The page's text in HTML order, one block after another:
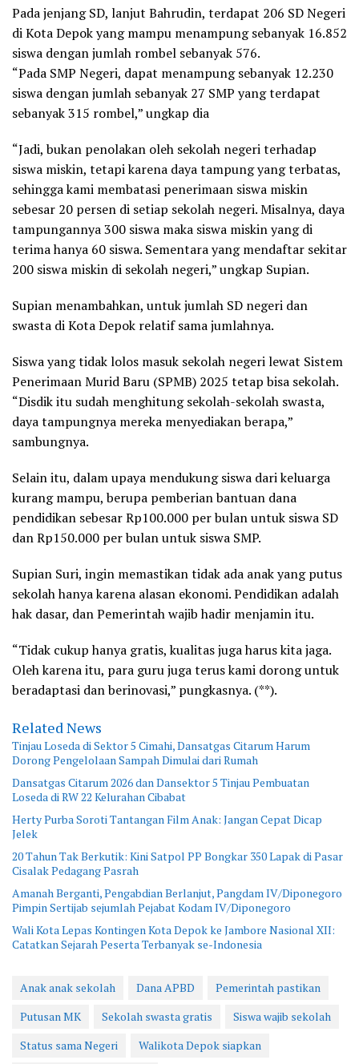
Pada jenjang SD, lanjut Bahrudin, terdapat 206 SD Negeri
di Kota Depok yang mampu menampung sebanyak 16.852
siswa dengan jumlah rombel sebanyak 576.
“Pada SMP Negeri, dapat menampung sebanyak 12.230
siswa dengan jumlah sebanyak 27 SMP yang terdapat
sebanyak 315 rombel,” ungkap dia
“Jadi, bukan penolakan oleh sekolah negeri terhadap
siswa miskin, tetapi karena daya tampung yang terbatas,
sehingga kami membatasi penerimaan siswa miskin
sebesar 20 persen di setiap sekolah negeri. Misalnya, daya
tampungannya 300 siswa maka siswa miskin yang di
terima hanya 60 siswa. Sementara yang mendaftar sekitar
200 siswa miskin di sekolah negeri,” ungkap Supian.
Supian menambahkan, untuk jumlah SD negeri dan
swasta di Kota Depok relatif sama jumlahnya.
Siswa yang tidak lolos masuk sekolah negeri lewat Sistem
Penerimaan Murid Baru (SPMB) 2025 tetap bisa sekolah.
“Disdik itu sudah menghitung sekolah-sekolah swasta,
daya tampungnya mereka menyediakan berapa,”
sambungnya.
Selain itu, dalam upaya mendukung siswa dari keluarga
kurang mampu, berupa pemberian bantuan dana
pendidikan sebesar Rp100.000 per bulan untuk siswa SD
dan Rp150.000 per bulan untuk siswa SMP.
Supian Suri, ingin memastikan tidak ada anak yang putus
sekolah hanya karena alasan ekonomi. Pendidikan adalah
hak dasar, dan Pemerintah wajib hadir menjamin itu.
“Tidak cukup hanya gratis, kualitas juga harus kita jaga.
Oleh karena itu, para guru juga terus kami dorong untuk
beradaptasi dan berinovasi,” pungkasnya. (**).
Related News
Tinjau Loseda di Sektor 5 Cimahi, Dansatgas Citarum Harum
Dorong Pengelolaan Sampah Dimulai dari Rumah
Dansatgas Citarum 2026 dan Dansektor 5 Tinjau Pembuatan
Loseda di RW 22 Kelurahan Cibabat
Herty Purba Soroti Tantangan Film Anak: Jangan Cepat Dicap
Jelek
20 Tahun Tak Berkutik: Kini Satpol PP Bongkar 350 Lapak di Pasar
Cisalak Pedagang Pasrah
Amanah Berganti, Pengabdian Berlanjut, Pangdam IV/Diponegoro
Pimpin Sertijab sejumlah Pejabat Kodam IV/Diponegoro
Wali Kota Lepas Kontingen Kota Depok ke Jambore Nasional XII:
Catatkan Sejarah Peserta Terbanyak se-Indonesia
Anak anak sekolah Dana APBD
Pemerintah pastikan
Putusan MK
Sekolah swasta gratis
Siswa wajib sekolah
Status sama Negeri
Walikota Depok siapkan